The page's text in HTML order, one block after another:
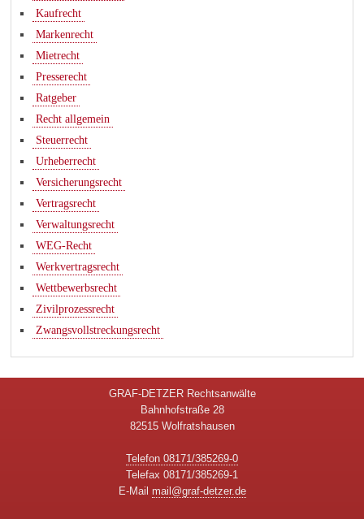
Kaufrecht
Markenrecht
Mietrecht
Presserecht
Ratgeber
Recht allgemein
Steuerrecht
Urheberrecht
Versicherungsrecht
Vertragsrecht
Verwaltungsrecht
WEG-Recht
Werkvertragsrecht
Wettbewerbsrecht
Zivilprozessrecht
Zwangsvollstreckungsrecht
GRAF-DETZER Rechtsanwälte
Bahnhofstraße 28
82515 Wolfratshausen
Telefon 08171/385269-0
Telefax 08171/385269-1
E-Mail mail@graf-detzer.de